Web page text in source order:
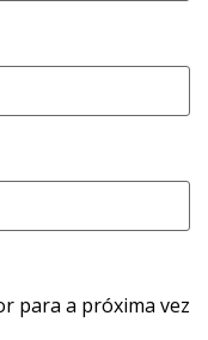
para a próxima vez